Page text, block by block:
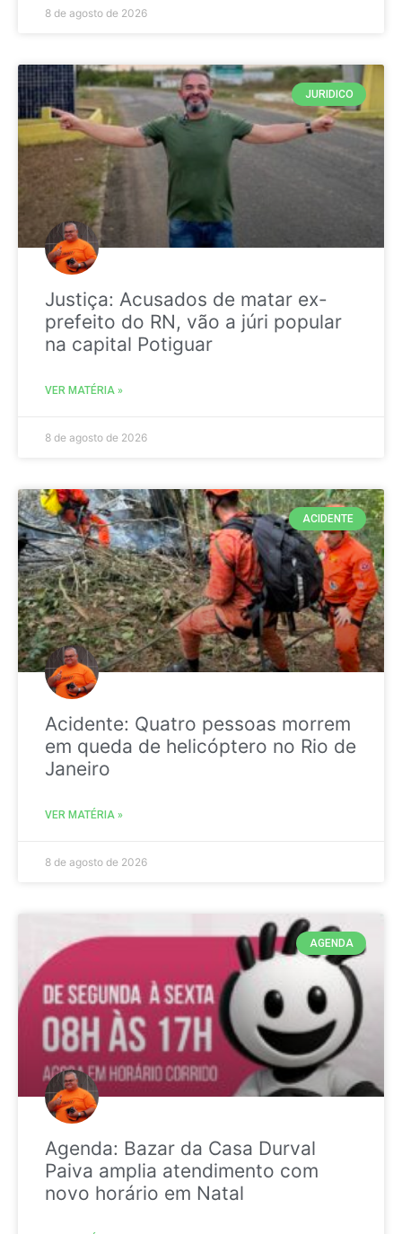
8 de agosto de 2026
JURIDICO
Justiça: Acusados de matar ex-
prefeito do RN, vão a júri popular
na capital Potiguar
VER MATÉRIA »
8 de agosto de 2026
ACIDENTE
Acidente: Quatro pessoas morrem
em queda de helicóptero no Rio de
Janeiro
VER MATÉRIA »
8 de agosto de 2026
AGENDA
Agenda: Bazar da Casa Durval
Paiva amplia atendimento com
novo horário em Natal